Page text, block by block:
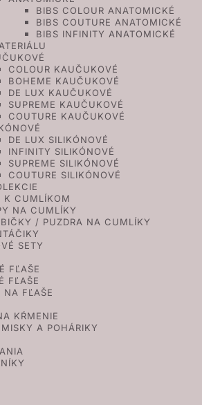
BIBS COLOUR ANATOMICKÉ
BIBS COUTURE ANATOMICKÉ
BIBS INFINITY ANATOMICKÉ
COLOUR KAUČUKOVÉ
BOHEME KAUČUKOVÉ
DE LUX KAUČUKOVÉ
SUPREME KAUČUKOVÉ
COUTURE KAUČUKOVÉ
DE LUX SILIKÓNOVÉ
INFINITY SILIKÓNOVÉ
SUPREME SILIKÓNOVÉ
COUTURE SILIKÓNOVÉ
K CUMLÍKOM
NA CUMLÍKY
/ PUZDRA NA CUMLÍKY
SETY
FĽAŠE
FĽAŠE
NA FĽAŠE
KŔMENIE
A POHÁRIKY